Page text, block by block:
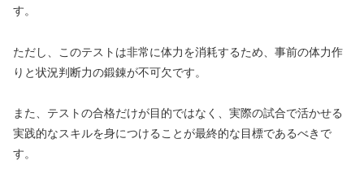
す。
ただし、このテストは非常に体力を消耗するため、事前の体力作
りと状況判断力の鍛錬が不可欠です。
また、テストの合格だけが目的ではなく、実際の試合で活かせる
実践的なスキルを身につけることが最終的な目標であるべきで
す。